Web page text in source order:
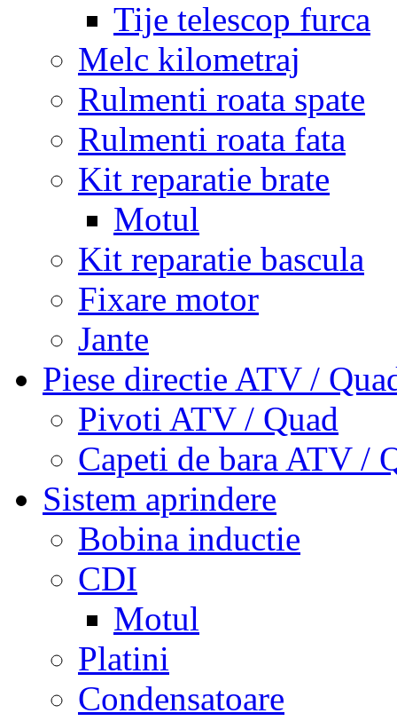
Tije telescop furca
Melc kilometraj
Rulmenti roata spate
Rulmenti roata fata
Kit reparatie brate
Motul
Kit reparatie bascula
Fixare motor
Jante
Piese directie ATV /
Pivoti ATV / Quad
Capeti de bara ATV /
Sistem aprindere
Bobina inductie
CDI
Motul
Platini
Condensatoare